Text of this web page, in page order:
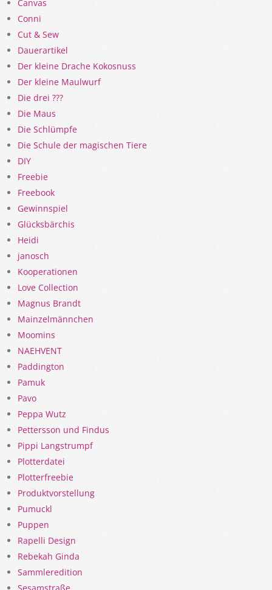
Canvas
Conni
Cut & Sew
Dauerartikel
Der kleine Drache Kokosnuss
Der kleine Maulwurf
Die drei ???
Die Maus
Die Schlümpfe
Die Schule der magischen Tiere
DIY
Freebie
Freebook
Gewinnspiel
Glücksbärchis
Heidi
janosch
Kooperationen
Love Collection
Magnus Brandt
Mainzelmännchen
Moomins
NAEHVENT
Paddington
Pamuk
Pavo
Peppa Wutz
Pettersson und Findus
Pippi Langstrumpf
Plotterdatei
Plotterfreebie
Produktvorstellung
Pumuckl
Puppen
Rapelli Design
Rebekah Ginda
Sammleredition